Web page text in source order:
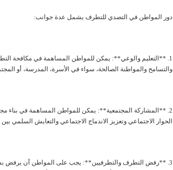
دور المواطن في التصدي للتطرف يشمل عدة جوانب:
1. **التعليم والوعي**: يمكن للمواطن المساهمة في مكافحة
والتسامح والمواطنة الصالحة، سواء في الأسرة، المدرسة، أو
2. **المشاركة المجتمعية**: يمكن للمواطن المساهمة في بناء
الحوار الاجتماعي وتعزيز الاندماج الاجتماعي والتعايش السلمي
3. **رفض التطرف والتطرفيين**: يجب على المواطن أن يرفض